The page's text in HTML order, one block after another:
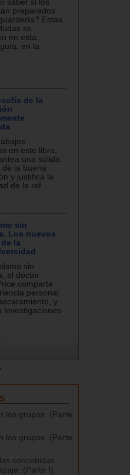
saber si los
preparados
Estas
se
en esta
en la
de la
en este libro,
una sólida
de la buena
y justifica la
de la ref...
sin
Los nuevos
la
sin
el doctor
comparte
personal
y
investigaciones
los grupos. (Parte
los grupos. (Parte
concebidas
(Parte I)